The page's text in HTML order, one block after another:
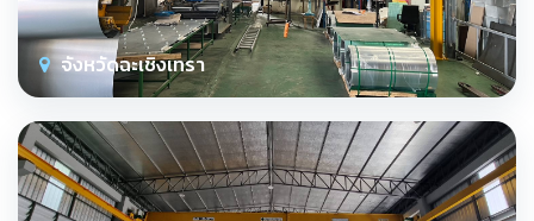
จังหวัดฉะเชิงเทรา